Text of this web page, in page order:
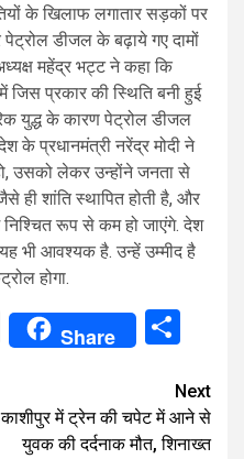
के खिलाफ लगातार सड़कों पर
डीजल के बढ़ाये गए दामों
महेंद्र भट्ट ने कहा कि
जिस प्रकार की स्थिति बनी हुई
युद्ध के कारण पेट्रोल डीजल
के प्रधानमंत्री नरेंद्र मोदी ने
उसको लेकर उन्होंने जनता से
ही शांति स्थापित होती है, और
निश्चित रूप से कम हो जाएंगे. देश
भी आवश्यक है. उन्हें उम्मीद है
होगा.
X Share
Next
काशीपुर में ट्रेन की चपेट में आने से
युवक की दर्दनाक मौत, शिनाख्त